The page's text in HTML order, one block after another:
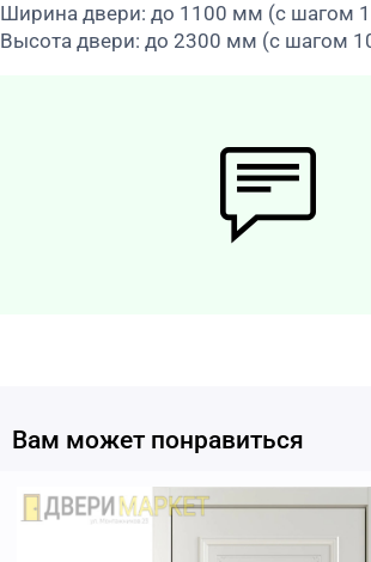
Ширина двери: до 1100 мм (с шагом
Высота двери: до 2300 мм (с шагом
Вам может понравиться